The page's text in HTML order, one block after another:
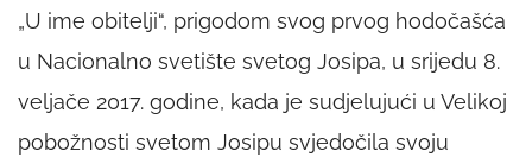
„U ime obitelji“, prigodom svog prvog hodočašća
u Nacionalno svetište svetog Josipa, u srijedu 8.
veljače 2017. godine, kada je sudjelujući u Velikoj
pobožnosti svetom Josipu svjedočila svoju